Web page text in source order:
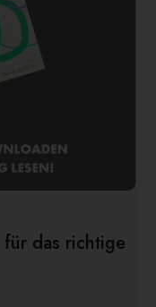
das richtige